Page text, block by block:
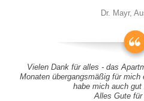
Dr. Mayr,
Vielen Dank für alles - das
Monaten übergangsmäßig für
habe mich auch
Alles Gute für